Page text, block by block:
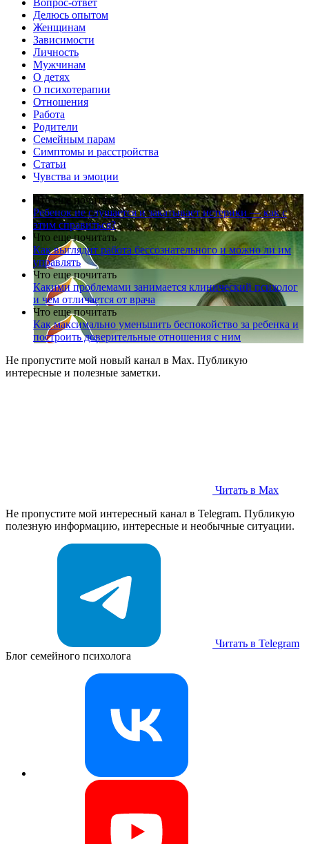
Вопрос-ответ
Делюсь опытом
Женщинам
Зависимости
Личность
Мужчинам
О детях
О психотерапии
Отношения
Работа
Родители
Семейным парам
Симптомы и расстройства
Статьи
Чувства и эмоции
Что еще почитать
Ребенок не слушается и закатывает истерики — как с
этим справиться?
Что еще почитать
Как выглядит работа бессознательного и можно ли им
управлять
Что еще почитать
Какими проблемами занимается клинический психолог
и чем отличается от врача
Что еще почитать
Как максимально уменьшить беспокойство за ребенка и
построить доверительные отношения с ним
Не пропустите мой новый канал в Max. Публикую
интересные и полезные заметки.
Читать в Max
Не пропустите мой интересный канал в Telegram. Публикую
полезную информацию, интересные и необычные ситуации.
Читать в Telegram
Блог семейного психолога